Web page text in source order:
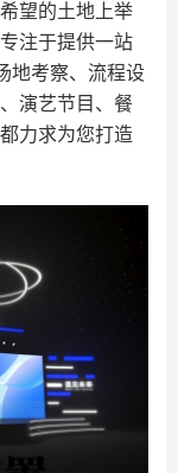
望的土地上举
注于提供一站
地考察、流程设
演艺节目、餐
力求为您打造